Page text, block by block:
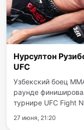
Нурсултон
UFC
Узбекский боец
раунде
турнире UFC Fight
три раунда,
27 июня, 21:20